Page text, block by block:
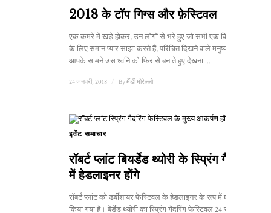
2018 के टॉप गिग्स और फ़ेस्टिवल
एक कमरे में खड़े होकर, उन लोगों से भरे हुए जो सभी एक विशेष ध्वनि
के लिए समान प्यार साझा करते हैं, परिचित दिखने वाले मनुष्यों को
आपके सामने उस ध्वनि को फिर से बनाते हुए देखना ...
24 जनवरी, 2018 Byमैंडी मोरेल्लो
इवेंट समाचार
रॉबर्ट प्लांट बियर्डेड थ्योरी के स्प्रिंग गैदरिंग
में हेडलाइनर होंगे
रॉबर्ट प्लांट को डर्बीशायर फेस्टिवल के हेडलाइनर के रूप में घोषित
किया गया है। बेर्डेड थ्योरी का स्प्रिंग गैदरिंग फेस्टिवल 24 से 27 मई